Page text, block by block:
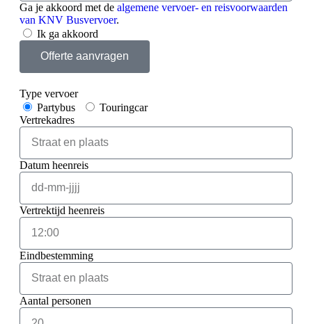
Ga je akkoord met de algemene vervoer- en reisvoorwaarden
van KNV Busvervoer.
Ik ga akkoord
Offerte aanvragen
Type vervoer
Partybus
Touringcar
Vertrekadres
Datum heenreis
Vertrektijd heenreis
Eindbestemming
Aantal personen